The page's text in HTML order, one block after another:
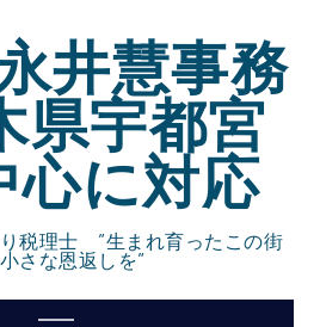
井慧事務
県宇都宮
心に対応
税理士 ”生まれ育ったこの街
さな恩返しを”
Menu